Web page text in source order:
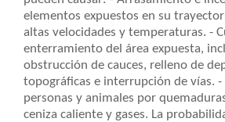
elementos expuestos en su
altas velocidades y temperaturas. -
enterramiento del área expuesta,
obstrucción de cauces, relleno de
topográficas e interrupción de vías.
personas y animales por
ceniza caliente y gases. La